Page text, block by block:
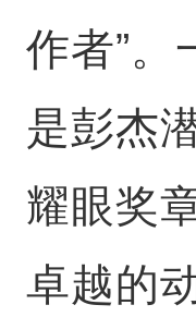
作者”。
是彭杰
耀眼奖
卓越的